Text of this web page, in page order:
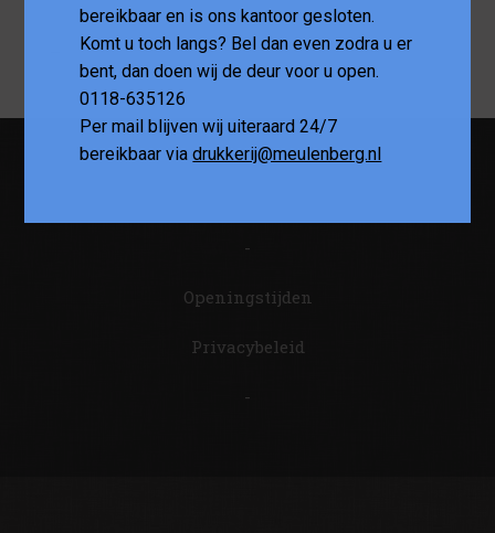
-
Openingstijden
Privacybeleid
-
bereikbaar en is ons kantoor gesloten.
Komt u toch langs? Bel dan even zodra u er
bent, dan doen wij de deur voor u open.
0118-635126
Per mail blijven wij uiteraard 24/7
bereikbaar viadrukkerij@meulenberg.nl